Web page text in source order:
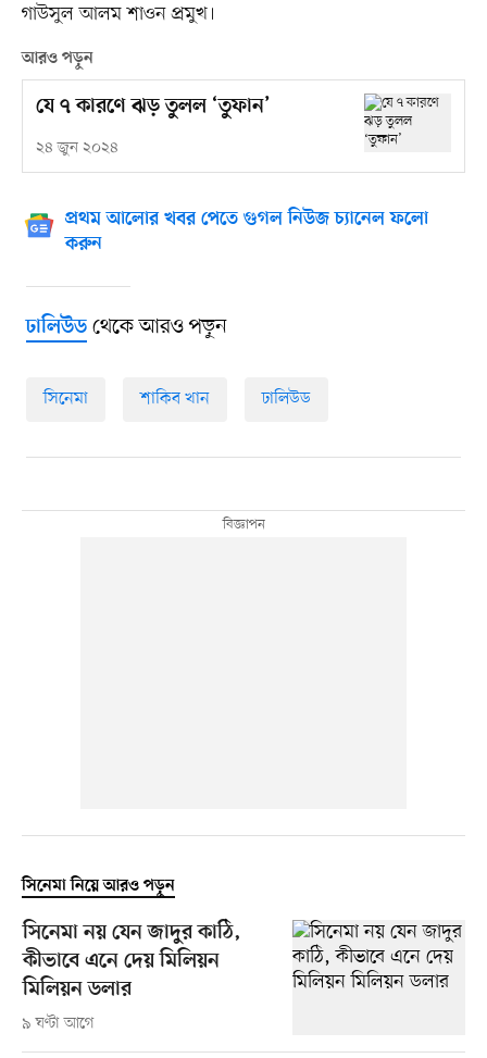
গাউসুল আলম শাওন প্রমুখ।
আরও পড়ুন
যে ৭ কারণে ঝড় তুলল ‘তুফান’
২৪ জুন ২০২৪
প্রথম আলোর খবর পেতে গুগল নিউজ চ্যানেল ফলো
করুন
ঢালিউডথেকে আরও পড়ুন
সিনেমা শাকিব খান ঢালিউড
সিনেমা নিয়ে আরও পড়ুন
সিনেমা নয় যেন জাদুর কাঠি,
কীভাবে এনে দেয় মিলিয়ন
মিলিয়ন ডলার
৯ ঘণ্টা আগে